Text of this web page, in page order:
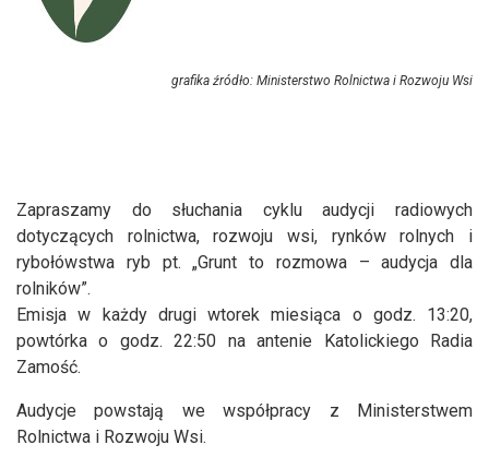
grafika źródło: Ministerstwo Rolnictwa i Rozwoju Wsi
Zapraszamy do słuchania cyklu audycji radiowych
dotyczących rolnictwa, rozwoju wsi, rynków rolnych i
rybołówstwa ryb pt. „Grunt to rozmowa – audycja dla
rolników”.
Emisja w każdy drugi wtorek miesiąca o godz. 13:20,
powtórka o godz. 22:50 na antenie Katolickiego Radia
Zamość.
Audycje powstają we współpracy z Ministerstwem
Rolnictwa i Rozwoju Wsi.